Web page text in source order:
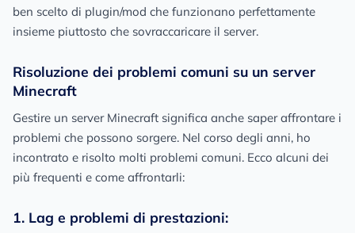
ben scelto di plugin/mod che funzionano perfettamente
insieme piuttosto che sovraccaricare il server.
Risoluzione dei problemi comuni su un server
Minecraft
Gestire un server Minecraft significa anche saper affrontare i
problemi che possono sorgere. Nel corso degli anni, ho
incontrato e risolto molti problemi comuni. Ecco alcuni dei
più frequenti e come affrontarli:
1. Lag e problemi di prestazioni: